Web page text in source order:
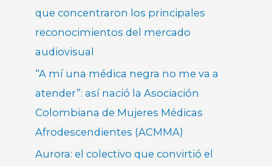
que concentraron los principales
reconocimientos del mercado
audiovisual
“A mí una médica negra no me va a
atender”: así nació la Asociación
Colombiana de Mujeres Médicas
Afrodescendientes (ACMMA)
Aurora: el colectivo que convirtió el